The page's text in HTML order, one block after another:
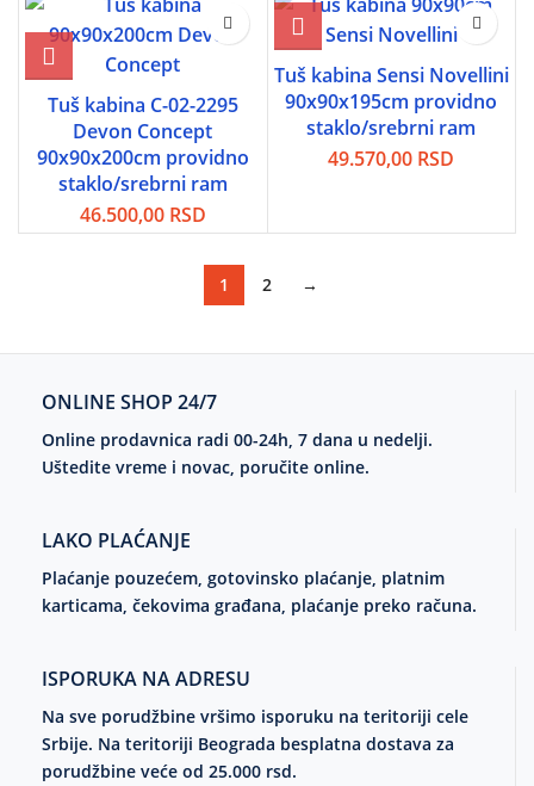
bila:
39.996,00 RSD.
37.199,00 RSD.
Tuš kabina C-02-2295
Devon Concept
90x90x200cm providno
staklo/srebrni ram
46.500,00 RSD
Tuš kabina Sensi Novellini
90x90x195cm providno
staklo/srebrni ram
49.570,00 RSD
1 2 →
ONLINE SHOP 24/7
Online prodavnica radi 00-24h, 7 dana u nedelji.
Uštedite vreme i novac, poručite online.
LAKO PLAĆANJE
Plaćanje pouzećem, gotovinsko plaćanje, platnim
karticama, čekovima građana, plaćanje preko računa.
ISPORUKA NA ADRESU
Na sve porudžbine vršimo isporuku na teritoriji cele
Srbije. Na teritoriji Beograda besplatna dostava za
porudžbine veće od 25.000 rsd.